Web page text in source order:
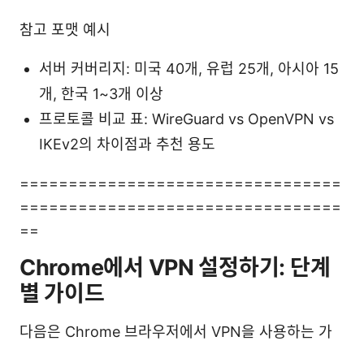
참고 포맷 예시
서버 커버리지: 미국 40개, 유럽 25개, 아시아 15
개, 한국 1~3개 이상
프로토콜 비교 표: WireGuard vs OpenVPN vs
IKEv2의 차이점과 추천 용도
=================================
=================================
==
Chrome에서 VPN 설정하기: 단계
별 가이드
다음은 Chrome 브라우저에서 VPN을 사용하는 가